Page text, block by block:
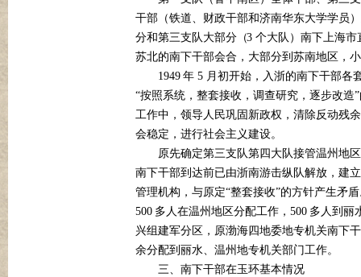
干部（铁道、财政干部和济南华东大学学员
分和第三支队大部分（3 个大队）南下上海
苏北的南下干部会合，大部分到苏南地区，
1949 年 5 月初开始，入浙的南下干部各
“按照系统，整套接收，调查研究，逐步改
工作中，领导人民巩固新政权，清除反动残
会稳定，进行社会主义建设。
原先确定第三支队第四大队接管温州地
南下干部到达前已由浙南游击纵队解放，建
管理机构，与原定“整套接收”的方针产生矛
500 多人在温州地区分配工作，500 多人到丽
兴组建军分区，原渤海四地委地专机关南下
余分配到丽水、温州地专机关部门工作。
三、南下干部在玉环基本情况